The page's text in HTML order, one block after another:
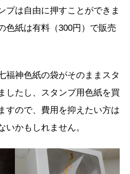
プは自由に押すことができま
色紙は有料（300円）で販売
福神色紙の袋がそのままスタ
したし、スタンプ用色紙を買
すので、費用を抑えたい方は
いかもしれません。